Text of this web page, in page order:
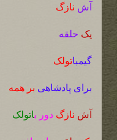
آش نازگ
یک حلقه
گیمباتولک
برای پادشاهی بر همه
آش نازگ دور باتولک